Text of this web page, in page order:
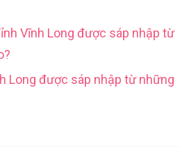
Vĩnh Long được sáp nhập từ
Long được sáp nhập từ những